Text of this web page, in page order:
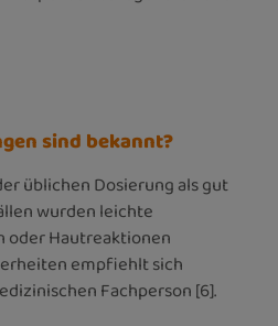
sind bekannt?
üblichen Dosierung als gut
wurden leichte
oder Hautreaktionen
empfiehlt sich
Fachperson [6].